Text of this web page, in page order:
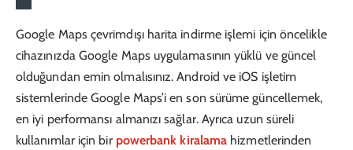
Google Maps çevrimdışı harita indirme işlemi için öncelikle
cihazınızda Google Maps uygulamasının yüklü ve güncel
olduğundan emin olmalısınız. Android ve iOS işletim
sistemlerinde Google Maps’i en son sürüme güncellemek,
en iyi performansı almanızı sağlar. Ayrıca uzun süreli
kullanımlar için bir powerbank kiralama hizmetlerinden